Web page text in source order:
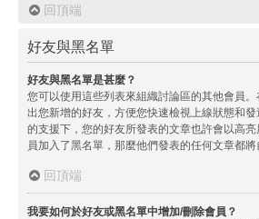
回頂端
好友與黑名單
好友與黑名單是甚麼？
您可以使用這些列表來組織討論區的其他會員
出您新增的好友，方便您快速檢視上線狀態和
的支援下，您的好友所發表的文章也許會以高
員加入了黑名單，那麼他們發表的任何文章都將
回頂端
我要如何於好友或黑名單中增加/刪除會員？